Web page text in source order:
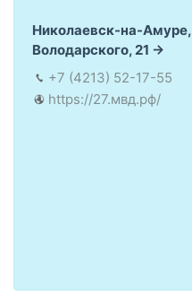
Николаевск-на-Амуре,
Володарского, 21
+7 (4213) 52-17-55
https://27.мвд.рф/